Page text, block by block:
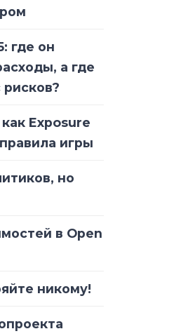
где он
а где
Exposure
игры
но
в Open
никому!